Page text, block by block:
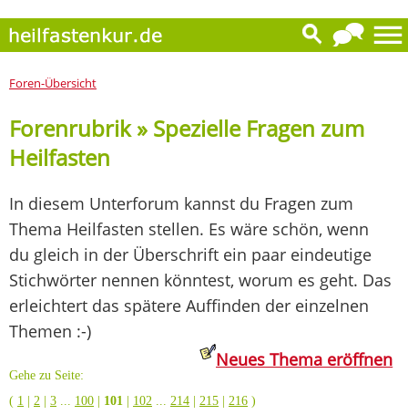
Foren-Übersicht
Forenrubrik » Spezielle Fragen zum
Heilfasten
In diesem Unterforum kannst du Fragen zum
Thema Heilfasten stellen. Es wäre schön, wenn
du gleich in der Überschrift ein paar eindeutige
Stichwörter nennen könntest, worum es geht. Das
erleichtert das spätere Auffinden der einzelnen
Themen :-)
Neues Thema eröffnen
Gehe zu Seite:
( 1 2 3 100 101 102 214 215 216 )